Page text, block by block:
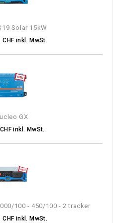
Solar 15kW
CHF inkl. MwSt.
GX
inkl. MwSt.
100 - 450/100 - 2 tracker
CHF inkl. MwSt.